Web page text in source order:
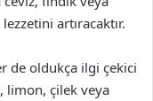
artıracaktır.
de oldukça ilgi çekici
limon, çilek veya